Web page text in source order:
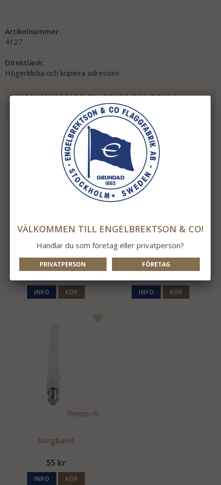
Artikelnummer:
4127
Direktlänk:
Högerklicka och kopiera adressen
REKOMMENDERADE TILLBEHÖR TILL DENNA
INFO KÖP INFO KÖP
Slingband
55 kr
INFO KÖP
VÄLKOMMEN TILL ENGELBREKTSON & CO!
Handlar du som företag eller privatperson?
PRIVATPERSON FÖRETAG